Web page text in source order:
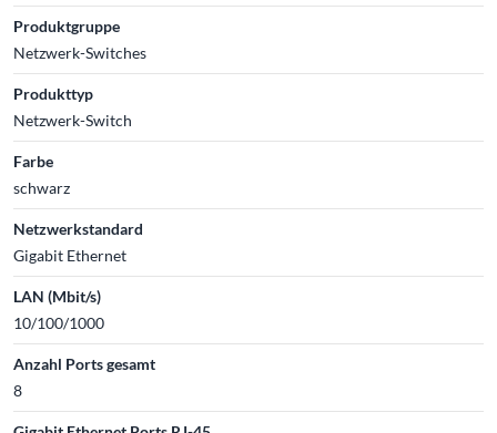
Produktgruppe
Netzwerk-Switches
Produkttyp
Netzwerk-Switch
Farbe
schwarz
Netzwerkstandard
Gigabit Ethernet
LAN (Mbit/s)
10/100/1000
Anzahl Ports gesamt
8